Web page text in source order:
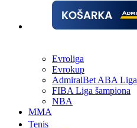
Evroliga
Evrokup
AdmiralBet ABA Liga
FIBA Liga šampiona
NBA
MMA
Tenis